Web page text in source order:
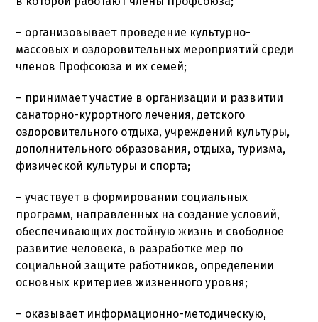
– организовывает проведение культурно-
массовых и оздоровительных мероприятий среди
членов Профсоюза и их семей;
– принимает участие в организации и развитии
санаторно-курортного лечения, детского
оздоровительного отдыха, учреждений культуры,
дополнительного образования, отдыха, туризма,
физической культуры и спорта;
– участвует в формировании социальных
программ, направленных на создание условий,
обеспечивающих достойную жизнь и свободное
развитие человека, в разработке мер по
социальной защите работников, определении
основных критериев жизненного уровня;
– оказывает информационно-методическую,